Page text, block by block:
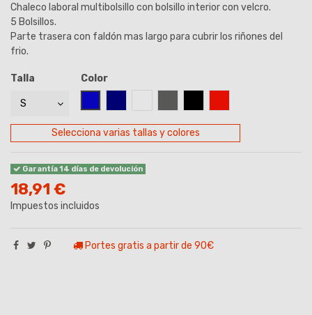
Chaleco laboral multibolsillo con bolsillo interior con velcro.
5 Bolsillos.
Parte trasera con faldón mas largo para cubrir los riñones del
frio.
Talla
Color
Selecciona varias tallas y colores
Garantía 14 días de devolución
18,91 €
Impuestos incluidos
Portes gratis a partir de 90€